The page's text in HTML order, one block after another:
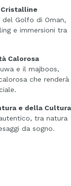
Cristalline
del Golfo di Oman,
e immersioni tra
Calorosa
e il majboos,
che renderà
e della Cultura
tra natura
da sogno.